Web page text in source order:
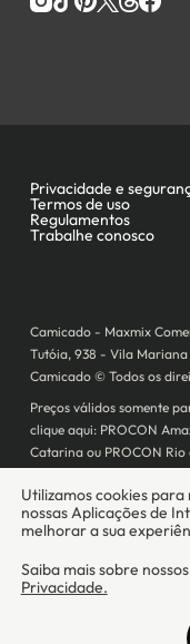
Camicado - Maxmix
Tutóia, 938 - Vila
Camicado © Todos os
Preços válidos somente
clique aqui: PROCON
Catarina ou PROCON Rio
prestando os serviços de
crédito), conforme a